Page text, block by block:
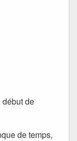
début de
de temps,